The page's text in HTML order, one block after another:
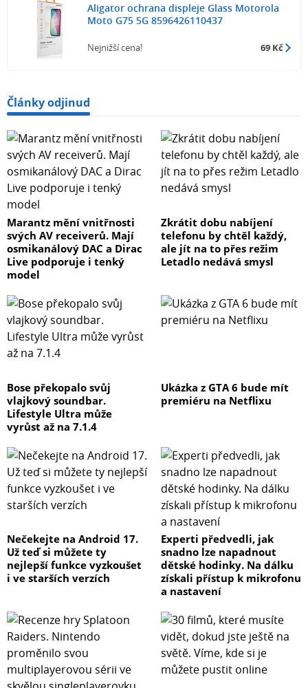
Aligator ochrana displeje Glass Motorola
Moto G75 5G 8596426110437
Nejnižší cena! 69 Kč
Články odjinud
Marantz mění vnitřnosti
svých AV receiverů. Mají
osmikanálový DAC a Dirac
Live podporuje i tenký
model
Zkrátit dobu nabíjení
telefonu by chtěl každý,
ale jít na to přes režim
Letadlo nedává smysl
Bose překopalo svůj
vlajkový soundbar.
Lifestyle Ultra může
vyrůst až na 7.1.4
Ukázka z GTA 6 bude mít
premiéru na Netflixu
Nečekejte na Android 17.
Už teď si můžete ty
nejlepší funkce vyzkoušet
i ve starších verzích
Experti předvedli, jak
snadno lze napadnout
dětské hodinky. Na dálku
získali přístup k mikrofonu
a nastavení